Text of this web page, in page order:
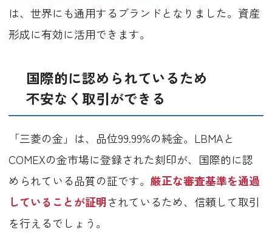
は、世界にも通用するブランドとなりました。資産
形成に有効に活用できます。
国際的に認められているため
不安なく取引ができる
「三菱の金」は、品位99.99%の純金。LBMAと
COMEXの金市場に登録された刻印が、国際的に認
められている品質の証です。厳正な審査基準を通過
していることが証明されているため、信頼して取引
を行えるでしょう。